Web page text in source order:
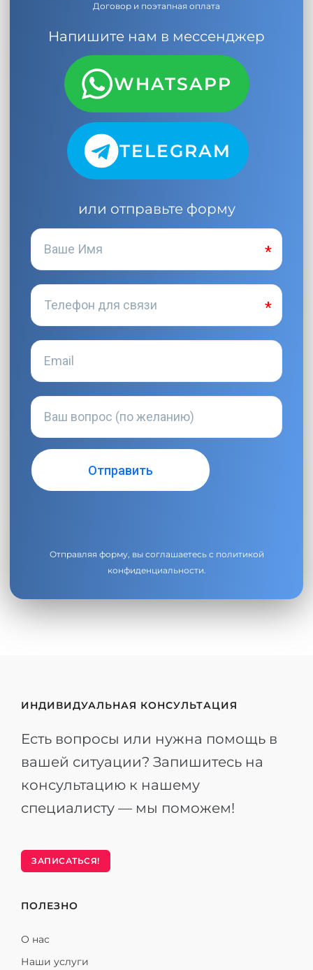
Договор и поэтапная оплата
Напишите нам в мессенджер
WHATSAPP
TELEGRAM
или отправьте форму
Отправляя форму, вы соглашаетесь с политикой
конфиденциальности.
ИНДИВИДУАЛЬНАЯ КОНСУЛЬТАЦИЯ
Есть вопросы или нужна помощь в
вашей ситуации? Запишитесь на
консультацию к нашему
специалисту — мы поможем!
ЗАПИСАТЬСЯ!
ПОЛЕЗНО
О нас
Наши услуги